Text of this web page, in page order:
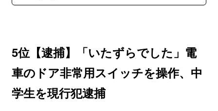
5位【逮捕】「いたずらでした」電
車のドア非常用スイッチを操作、中
学生を現行犯逮捕